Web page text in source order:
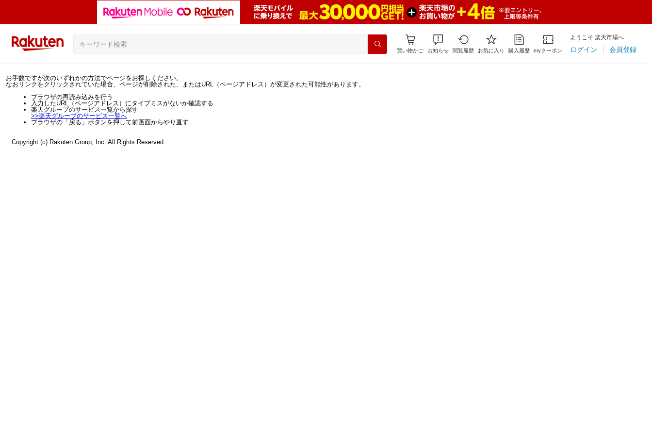
買い物かご お知らせ 閲覧履歴 お気に入り 購入履歴 myクーポン
ようこそ 楽天市場へ
ログイン 会員登録
お手数ですが次のいずれかの方法でページをお探しください。
なおリンクをクリックされていた場合、ページが削除された、またはURL（ページアドレス）が変更された可能性があります。
ブラウザの再読み込みを行う
入力したURL（ページアドレス）にタイプミスがないか確認する
楽天グループのサービス一覧から探す
>>楽天グループのサービス一覧へ
ブラウザの「戻る」ボタンを押して前画面からやり直す
Copyright (c) Rakuten Group, Inc. All Rights Reserved.